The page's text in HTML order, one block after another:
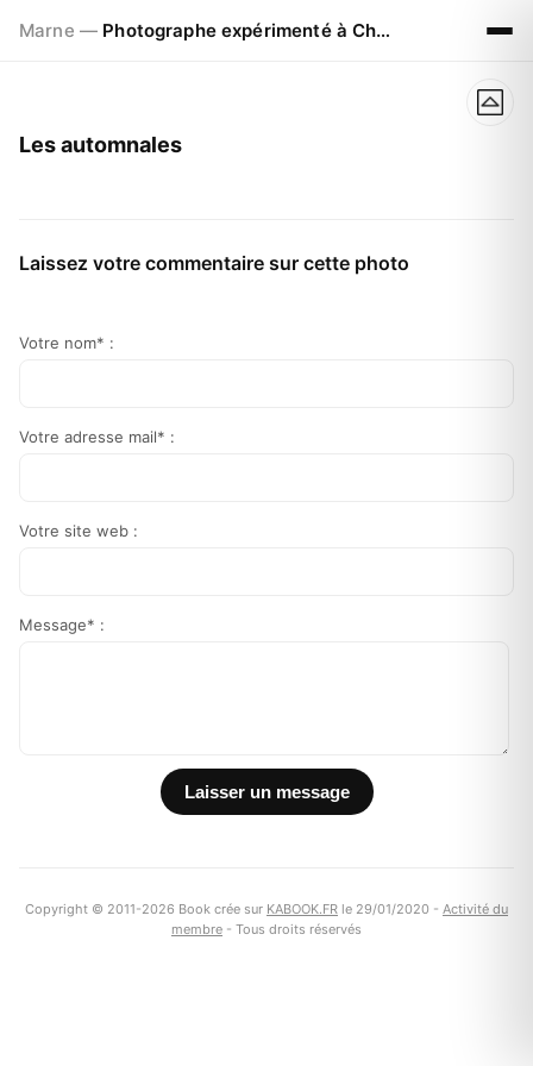
Marne — Photographe expérimenté à Chalons en Champagne
Les automnales
Laissez votre commentaire sur cette photo
Votre nom* :
Votre adresse mail* :
Votre site web :
Message* :
Copyright © 2011-2026 Book crée sur KABOOK.FR le 29/01/2020 - Activité du
membre - Tous droits réservés